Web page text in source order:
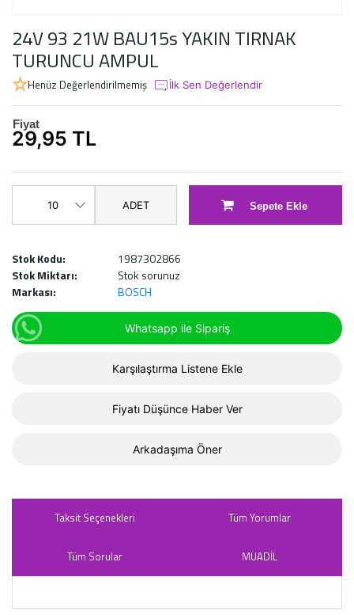
24V 93 21W BAU15s YAKIN TIRNAK
TURUNCU AMPUL
Henüz Değerlendirilmemiş İlk Sen Değerlendir
Fiyat
29,95 TL
ADET Sepete Ekle
Stok Kodu:
1987302866
Stok Miktarı:
Stok sorunuz
Markası:
BOSCH
Whatsapp ile Sipariş
Karşılaştırma Listene Ekle
Fiyatı Düşünce Haber Ver
Arkadaşıma Öner
Taksit Seçenekleri Tüm Yorumlar
Tüm Sorular MUADİL